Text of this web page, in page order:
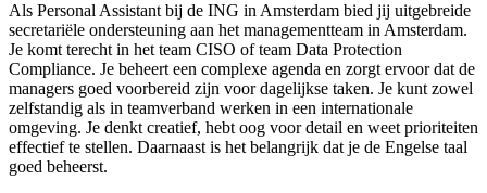
Als Personal Assistant bij de ING in Amsterdam bied jij uitgebreide
secretariële ondersteuning aan het managementteam in Amsterdam.
Je komt terecht in het team CISO of team Data Protection
Compliance. Je beheert een complexe agenda en zorgt ervoor dat de
managers goed voorbereid zijn voor dagelijkse taken. Je kunt zowel
zelfstandig als in teamverband werken in een internationale
omgeving. Je denkt creatief, hebt oog voor detail en weet prioriteiten
effectief te stellen. Daarnaast is het belangrijk dat je de Engelse taal
goed beheerst.